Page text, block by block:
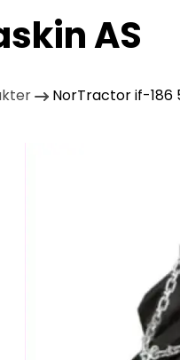
AS
NorTractor if-186